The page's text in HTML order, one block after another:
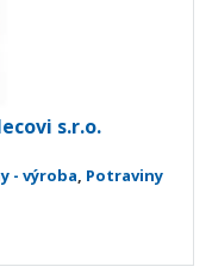
s.r.o.
- výroba, Potraviny